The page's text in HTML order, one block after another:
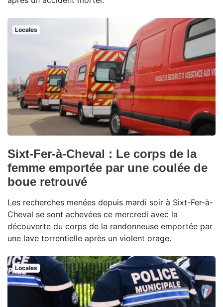
Locales
Sixt-Fer-à-Cheval : Le corps de la
femme emportée par une coulée de
boue retrouvé
Les recherches menées depuis mardi soir à Sixt-Fer-à-
Cheval se sont achevées ce mercredi avec la
découverte du corps de la randonneuse emportée par
une lave torrentielle après un violent orage.
Locales